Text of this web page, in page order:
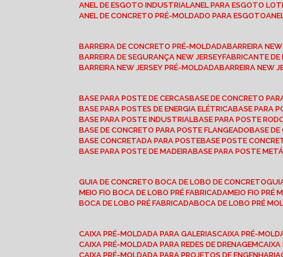
ANEL DE ESGOTO INDUSTRIAL ANEL PARA ESGOTO
ANEL DE CONCRETO PRÉ-MOLDADO PARA ESGOTO
BARREIRA DE CONCRETO PRÉ-MOLDADA BARREIRA
BARREIRA DE SEGURANÇA NEW JERSEY FABRICANTE
BARREIRA NEW JERSEY PRÉ-MOLDADA BARREIRA NEW
BASE PARA POSTE DE CERCAS BASE DE CONCRETO
BASE PARA POSTES DE ENERGIA ELÉTRICA BASE PARA
BASE PARA POSTE INDUSTRIAL BASE PARA POSTE
BASE DE CONCRETO PARA POSTE FLANGEADO BASE
BASE CONCRETADA PARA POSTE BASE POSTE
BASE PARA POSTE DE MADEIRA BASE PARA POSTE
GUIA DE CONCRETO BOCA DE LOBO DE CONCRETO
MEIO FIO BOCA DE LOBO PRÉ FABRICADA
MEIO FIO PRÉ
BOCA DE LOBO PRÉ FABRICADA BOCA DE LOBO PRÉ
CAIXA PRÉ-MOLDADA PARA GALERIAS CAIXA PRÉ-
CAIXA PRÉ-MOLDADA PARA REDES DE DRENAGEM
CAIXA PRÉ-MOLDADA PARA PROJETOS DE ENGENHARIA